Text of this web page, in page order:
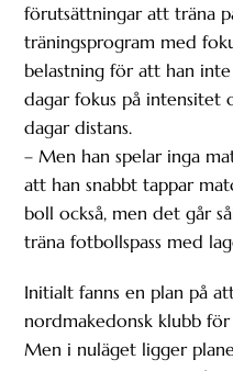
förutsättningar att träna
träningsprogram med
belastning för att han
dagar fokus på intensitet
dagar distans.
– Men han spelar inga
att han snabbt tappar
boll också, men det går
träna fotbollspass med
Initialt fanns en plan på
nordmakedonsk klubb
Men i nuläget ligger